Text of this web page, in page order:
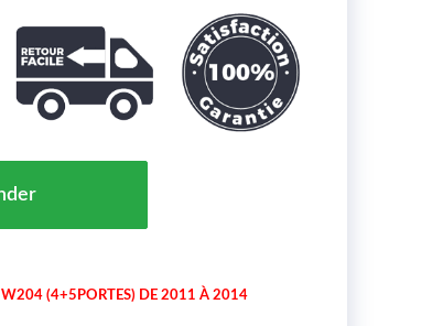
W204 (4+5PORTES) DE 2011 À 2014